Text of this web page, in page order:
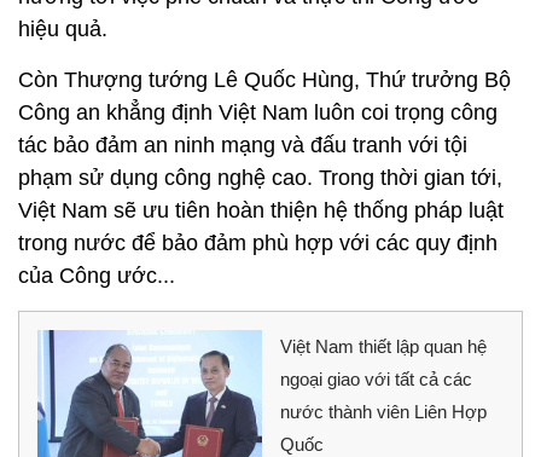
hiệu quả.
Còn Thượng tướng Lê Quốc Hùng, Thứ trưởng Bộ
Công an khẳng định Việt Nam luôn coi trọng công
tác bảo đảm an ninh mạng và đấu tranh với tội
phạm sử dụng công nghệ cao. Trong thời gian tới,
Việt Nam sẽ ưu tiên hoàn thiện hệ thống pháp luật
trong nước để bảo đảm phù hợp với các quy định
của Công ước...
Việt Nam thiết lập quan hệ
ngoại giao với tất cả các
nước thành viên Liên Hợp
Quốc